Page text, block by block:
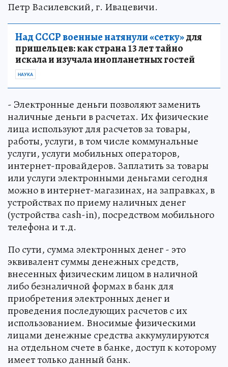
Петр Василевский, г. Ивацевичи.
Над СССР военные натянули «сетку»для
пришельцев: как страна 13 лет тайно
искала и изучала инопланетных гостей
НАУКА
- Электронные деньги позволяют заменить
наличные деньги в расчетах. Их физические
лица используют для расчетов за товары,
работы, услуги, в том числе коммунальные
услуги, услуги мобильных операторов,
интернет-провайдеров. Заплатить за товары
или услуги электронными деньгами сегодня
можно в интернет-магазинах, на заправках, в
устройствах по приему наличных денег
(устройства cash-in), посредством мобильного
телефона и т.д.
По сути, сумма электронных денег - это
эквивалент суммы денежных средств,
внесенных физическим лицом в наличной
либо безналичной формах в банк для
приобретения электронных денег и
проведения последующих расчетов с их
использованием. Вносимые физическими
лицами денежные средства аккумулируются
на отдельном счете в банке, доступ к которому
имеет только данный банк.